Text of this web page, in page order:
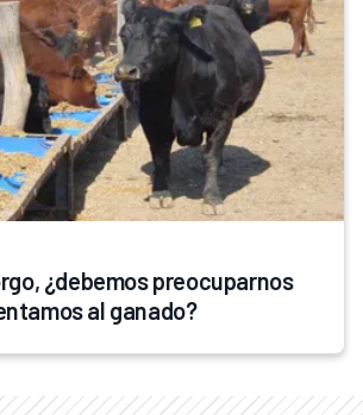
¿debemos preocuparnos
al ganado?